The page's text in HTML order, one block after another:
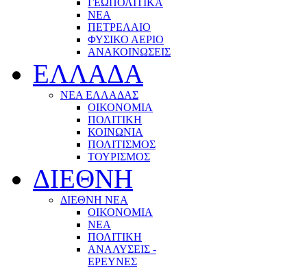
ΝΕΑ
ΠΕΤΡΕΛΑΙΟ
ΦΥΣΙΚΟ ΑΕΡΙΟ
ΑΝΑΚΟΙΝΩΣΕΙΣ
ΕΛΛΑΔΑ
ΝΕΑ ΕΛΛΑΔΑΣ
ΟΙΚΟΝΟΜΙΑ
ΠΟΛΙΤΙΚΗ
ΚΟΙΝΩΝΙΑ
ΠΟΛΙΤΙΣΜΟΣ
ΤΟΥΡΙΣΜΟΣ
ΔΙΕΘΝΗ
ΔΙΕΘΝΗ ΝΕΑ
ΟΙΚΟΝΟΜΙΑ
ΝΕΑ
ΠΟΛΙΤΙΚΗ
ΑΝΑΛΥΣΕΙΣ -
ΕΡΕΥΝΕΣ